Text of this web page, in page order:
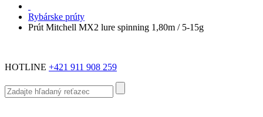
Rybárske prúty
Prút Mitchell MX2 lure spinning 1,80m / 5-15g
HOTLINE +421 911 908 259